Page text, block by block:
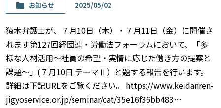
お知らせ 2025/05/02
猿木弁護士が、７月10日（木）・７月11日（金）に開催さ
れます第127回経団連・労働法フォーラムにおいて、「多
様な人材活用～社員の希望・実情に応じた働き方の提案と
課題～」(７月10日 テーマⅡ）と題する報告を行います。
詳細は下記URLをご覧ください。 https://www.keidanren-
jigyoservice.or.jp/seminar/cat/35e16f36bb483…